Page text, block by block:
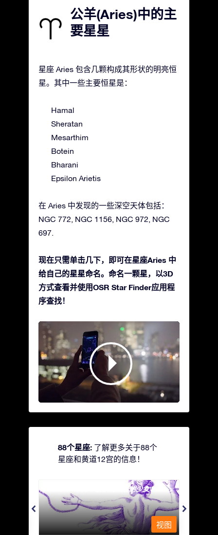
公羊(Aries)中的主
要星星
星座 Aries 包含几颗构成其形状的明亮恒
星。其中一些主要恒星是：
Hamal
Sheratan
Mesarthim
Botein
Bharani
Epsilon Arietis
在 Aries 中发现的一些深空天体包括：
NGC 772, NGC 1156, NGC 972, NGC
697.
现在只需单击几下，即可在星座Aries 中
给自己的星星命名。命名一颗星，以3D
方式查看并使用OSR Star Finder应用程
序查找！
88个星座: 了解更多关于88个
星座和黄道12宫的信息！
Andromeda - 被铁链锁着的少女
视图